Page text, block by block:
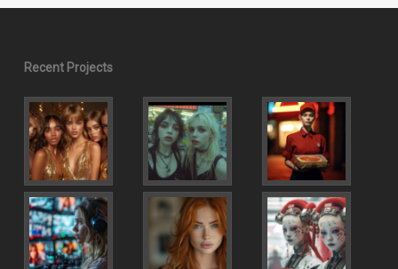
Recent Projects